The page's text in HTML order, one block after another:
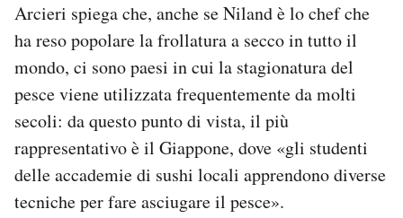
Arcieri spiega che, anche se Niland è lo chef che
ha reso popolare la frollatura a secco in tutto il
mondo, ci sono paesi in cui la stagionatura del
pesce viene utilizzata frequentemente da molti
secoli: da questo punto di vista, il più
rappresentativo è il Giappone, dove «gli studenti
delle accademie di sushi locali apprendono diverse
tecniche per fare asciugare il pesce».